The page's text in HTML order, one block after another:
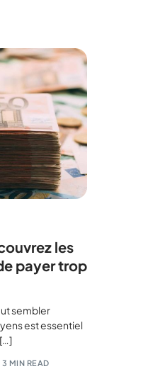
les
payer trop
sembler
est essentiel
3 MIN READ